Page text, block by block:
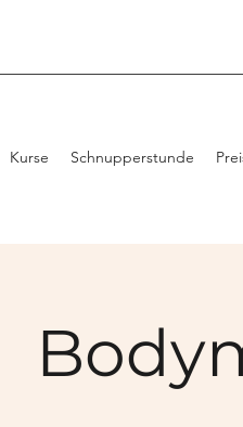
Kurse Schnupperstunde